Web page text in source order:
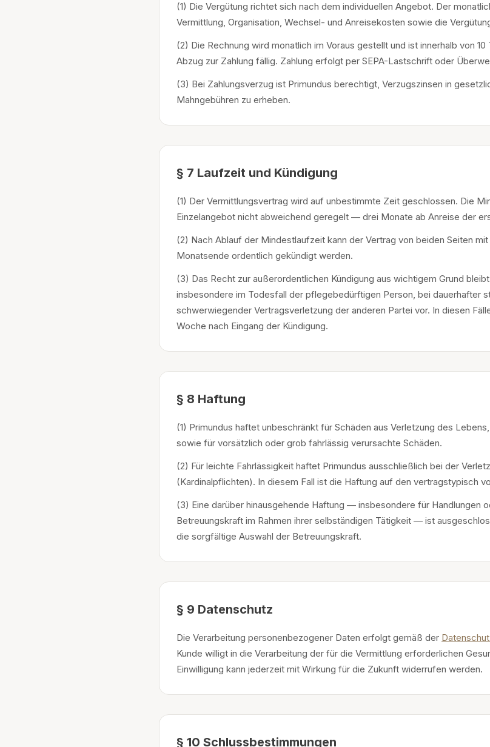
(1) Die Vergütung richtet sich nach dem individuellen Angebot. Der
Vermittlung, Organisation, Wechsel- und Anreisekosten sowie die
(2) Die Rechnung wird monatlich im Voraus gestellt und ist innerhalb von
Abzug zur Zahlung fällig. Zahlung erfolgt per SEPA-Lastschrift oder
(3) Bei Zahlungsverzug ist Primundus berechtigt, Verzugszinsen in
Mahngebühren zu erheben.
§ 7 Laufzeit und Kündigung
(1) Der Vermittlungsvertrag wird auf unbestimmte Zeit geschlossen. Die
Einzelangebot nicht abweichend geregelt — drei Monate ab Anreise der
(2) Nach Ablauf der Mindestlaufzeit kann der Vertrag von beiden Seiten
Monatsende ordentlich gekündigt werden.
(3) Das Recht zur außerordentlichen Kündigung aus wichtigem Grund
insbesondere im Todesfall der pflegebedürftigen Person, bei dauerhafter
schwerwiegender Vertragsverletzung der anderen Partei vor. In diesen
Woche nach Eingang der Kündigung.
§ 8 Haftung
(1) Primundus haftet unbeschränkt für Schäden aus Verletzung des
sowie für vorsätzlich oder grob fahrlässig verursachte Schäden.
(2) Für leichte Fahrlässigkeit haftet Primundus ausschließlich bei der
(Kardinalpflichten). In diesem Fall ist die Haftung auf den vertragstypisch
(3) Eine darüber hinausgehende Haftung — insbesondere für Handlungen
Betreuungskraft im Rahmen ihrer selbständigen Tätigkeit — ist
die sorgfältige Auswahl der Betreuungskraft.
§ 9 Datenschutz
Die Verarbeitung personenbezogener Daten erfolgt gemäß der
Kunde willigt in die Verarbeitung der für die Vermittlung erforderlichen
Einwilligung kann jederzeit mit Wirkung für die Zukunft widerrufen werden.
§ 10 Schlussbestimmungen